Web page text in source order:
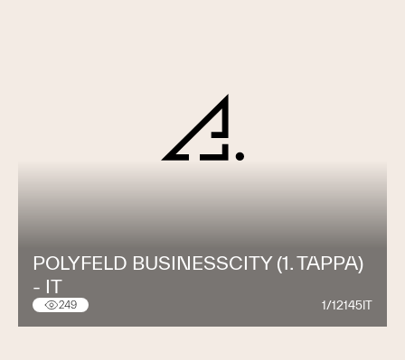
POLYFELD BUSINESSCITY (1. TAPPA)
- IT
249 1/12145IT